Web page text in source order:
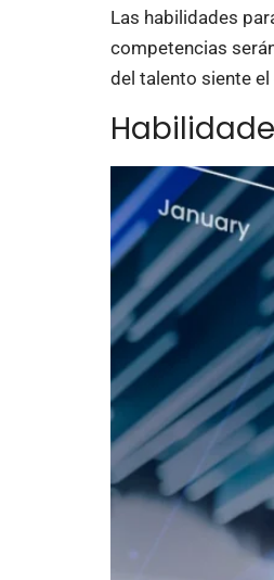
Las habilidades
competencias
del talento siente